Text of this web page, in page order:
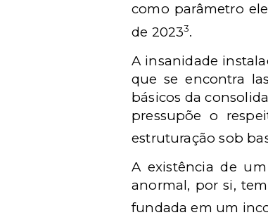
como parâmetro
de 20233.
A insanidade
que se encontra
básicos da
pressupõe o
estruturação sob
A existência de
anormal, por si,
fundada em um